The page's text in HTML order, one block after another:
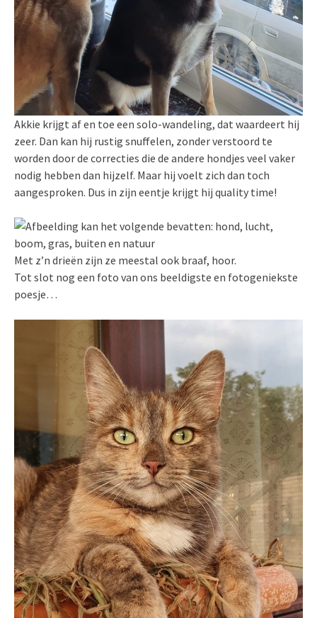
Akkie krijgt af en toe een solo-wandeling, dat waardeert hij
zeer. Dan kan hij rustig snuffelen, zonder verstoord te
worden door de correcties die de andere hondjes veel vaker
nodig hebben dan hijzelf. Maar hij voelt zich dan toch
aangesproken. Dus in zijn eentje krijgt hij quality time!
Met z’n drieën zijn ze meestal ook braaf, hoor.
Tot slot nog een foto van ons beeldigste en fotogeniekste
poesje…